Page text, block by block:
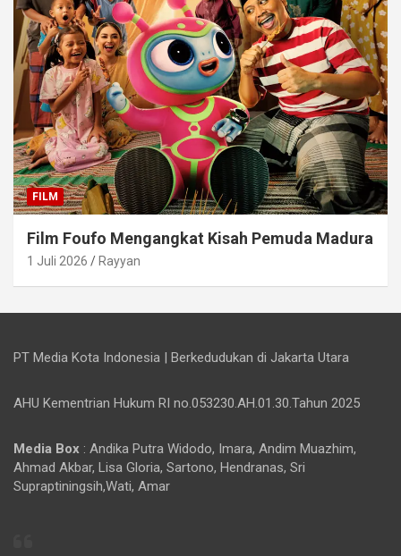
FILM
Film Foufo Mengangkat Kisah Pemuda Madura
1 Juli 2026 Rayyan
PT Media Kota Indonesia | Berkedudukan di Jakarta Utara
AHU Kementrian Hukum RI no.053230.AH.01.30.Tahun 2025
Media Box : Andika Putra Widodo, Imara, Andim Muazhim,
Ahmad Akbar, Lisa Gloria, Sartono, Hendranas, Sri
Supraptiningsih,Wati, Amar